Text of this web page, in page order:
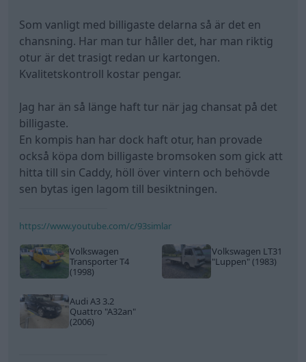
Som vanligt med billigaste delarna så är det en
chansning. Har man tur håller det, har man riktig
otur är det trasigt redan ur kartongen.
Kvalitetskontroll kostar pengar.
Jag har än så länge haft tur när jag chansat på det
billigaste.
En kompis han har dock haft otur, han provade
också köpa dom billigaste bromsoken som gick att
hitta till sin Caddy, höll över vintern och behövde
sen bytas igen lagom till besiktningen.
https://www.youtube.com/c/93simlar
Volkswagen
Transporter T4
(1998)
Volkswagen LT31
"Luppen"(1983)
Audi A3 3.2
Quattro "A32an"
(2006)